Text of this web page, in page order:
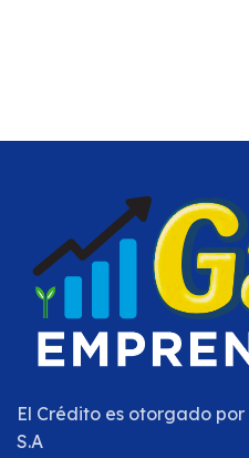
El Crédito es otorgado por
S.A